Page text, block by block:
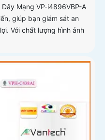
Mạng VP-i4896VBP-A
giúp bạn giám sát an
Với chất lượng hình ảnh